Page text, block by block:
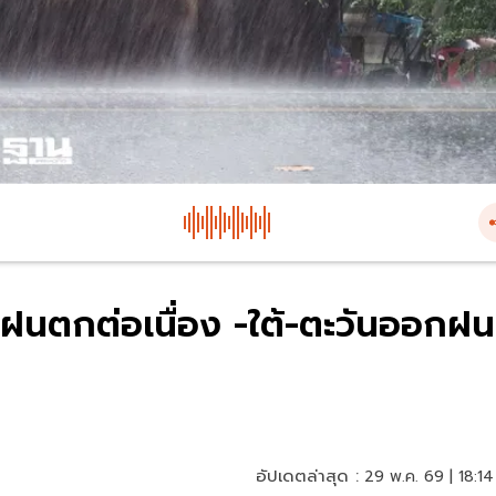
นตกต่อเนื่อง -ใต้-ตะวันออกฝน
อัปเดตล่าสุด : 29 พ.ค. 69 |